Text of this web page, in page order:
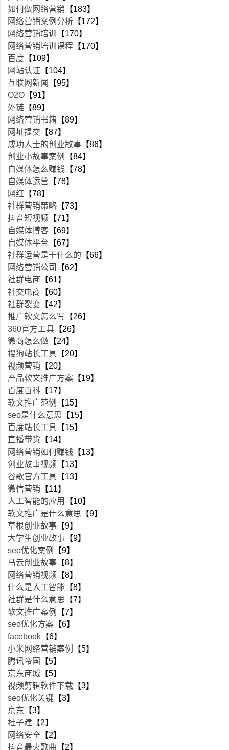
如何做网络营销 【183】
网络营销案例分析 【172】
网络营销培训
【170】
网络营销培训课程 【170】
百度 【109】
网站认证 【104】
互联网新闻
【95】
O2O 【91】
外链 【89】
网络营销书籍 【89】
网址提交 【87】
成功人士的创业故事 【86】
创业小故事案例
【84】
自媒体怎么赚钱 【78】
自媒体运营 【78】
网红 【78】
社群营销策略 【73】
抖音短视频 【71】
自媒体博客 【69】
自媒体平台 【67】
社群运营是干什么的 【66】
网络营销公司
【62】
社群电商 【61】
社交电商 【60】
社群裂变 【42】
推广软文怎么写 【26】
360官方工具 【26】
微商怎么做 【24】
搜狗站长工具 【20】
视频营销 【20】
产品软文推广方案 【19】
百度百科 【17】
软文推广范例
【15】
seo是什么意思 【15】
百度站长工具 【15】
直播带货 【14】
网络营销如何赚钱 【13】
创业故事视频 【13】
谷歌官方工具 【13】
微信营销 【11】
人工智能的应用
【10】
软文推广是什么意思 【9】
草根创业故事 【9】
大学生创业故事 【9】
seo优化案例
【9】
马云创业故事 【8】
网络营销视频 【8】
什么是人工智能 【8】
社群是什么意思 【7】
软文推广案例
【7】
seo优化方案 【6】
facebook 【6】
小米网络营销案例
【5】
腾讯帝国
【5】
京东商城 【5】
视频剪辑软件下载 【3】
seo优化关键 【3】
京东 【3】
杜子建 【2】
网络安全 【2】
抖音最火歌曲 【2】